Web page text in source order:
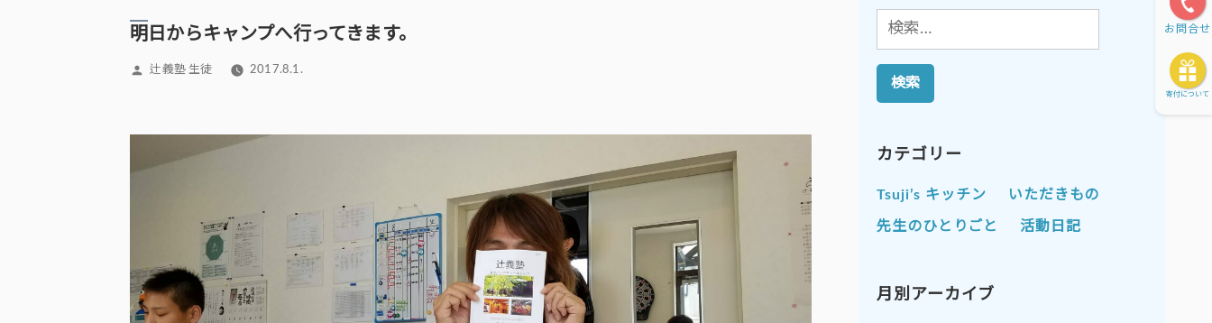
お問合せ
寄付について
明日からキャンプへ行ってきます。
投
辻義塾 生徒 2017.8.1.
検
索:
カテゴリー
Tsuji’s キッチン いただきもの
先生のひとりごと 活動日記
月別アーカイブ